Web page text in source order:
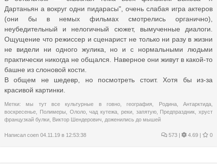
Дартаньян а вокруг одни пидарасы", очень слабая игра актеров
(они бы в немых фильмах смотрелись органично),
неубедительный и нелогичный сюжет, вымученные диалоги.
Ощущение что режиссер и сценарист не только ни разу в жизни
не видели ни одного жулика, но и с нормальными людьми
практически никогда не общался. Наверное они живут в какой-то
башне из слоновой кости.
В общем не шедевр, но посмотреть стоит. Хотя бы из-за
красивой картинки.
Метки:мы тут все культурные в говно ,география Родина,Антарктида
воскресенье
Полимеры Ололо,чад кутежа реки, запятую, Предпраздник
хруст
французкай булки Виктор Шендерович доженились до мышей
Написал coen 04.11.19 в 12:53:38 573 | 4.69 | 0